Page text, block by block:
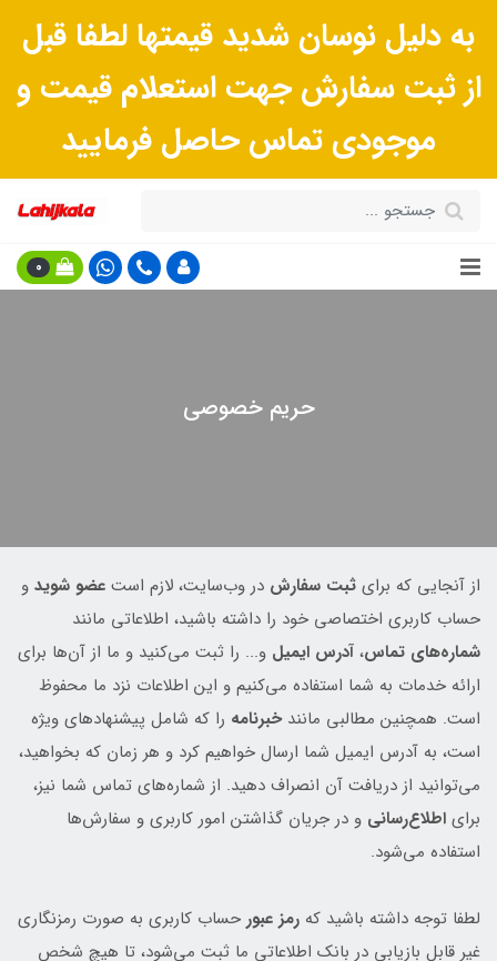
به دلیل نوسان شدید قیمتها لطفا قبل
از ثبت سفارش جهت استعلام قیمت و
موجودی تماس حاصل فرمایید
0
حریم خصوصی
از آنجایی که برای ثبت سفارش در وب‌سایت، لازم است عضو شوید و
حساب کاربری اختصاصی خود را داشته باشید، اطلاعاتی مانند
شماره‌های تماس، آدرس ایمیل و... را ثبت می‌کنید و ما از آن‌ها برای
ارائه خدمات به شما استفاده می‌کنیم و این اطلاعات نزد ما محفوظ
است. همچنین مطالبی مانندخبرنامه را که شامل پیشنهادهای ویژه
است، به آدرس ایمیل شما ارسال خواهیم کرد و هر زمان که بخواهید،
می‌توانید از دریافت آن انصراف دهید. از شماره‌های تماس شما نیز،
برای اطلاع‌رسانی و در جریان گذاشتن امور کاربری و سفارش‌ها
استفاده می‌شود.
لطفا توجه داشته باشید که رمز عبور حساب کاربری به صورت رمزنگاری
غیر قابل بازیابی در بانک اطلاعاتی ما ثبت می‌شود، تا هیچ شخص